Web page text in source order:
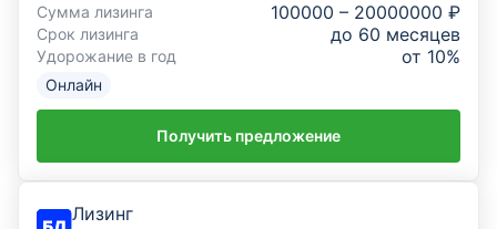
Сумма лизинга
100000 – 20000000 ₽
Срок лизинга до 60 месяцев
Удорожание в год от 10%
Онлайн
Получить предложение
Лизинг